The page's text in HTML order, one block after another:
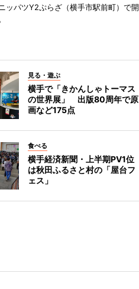
ッパツY2ぷらざ（横手市駅前町）で開
見る・遊ぶ
横手で「きかんしゃトーマス
の世界展」 出版80周年で原
画など175点
食べる
横手経済新聞・上半期PV1位
は秋田ふるさと村の「屋台フ
ェス」